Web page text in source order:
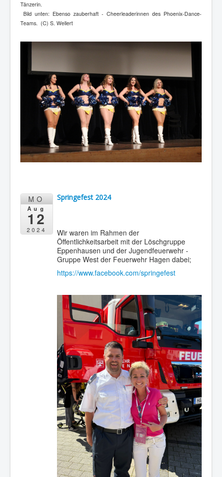
Tänzerin.
Bild unten: Ebenso zauberhaft - Cheerleaderinnen des Phoenix-Dance-
Teams. (C) S. Wellert
MO
Aug
12
2024
Springefest 2024
Wir waren im Rahmen der
Öffentlichkeitsarbeit mit der Löschgruppe
Eppenhausen und der Jugendfeuerwehr -
Gruppe West der Feuerwehr Hagen dabei;
https://www.facebook.com/springefest